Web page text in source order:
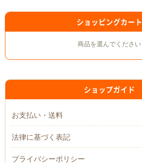
ショッピングカート
商品を選んでください
ショップガイド
お支払い・送料
法律に基づく表記
プライバシーポリシー